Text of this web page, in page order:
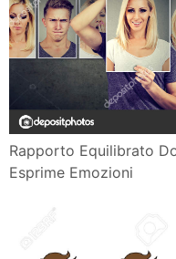
Rapporto Equilibrato
Esprime Emozioni